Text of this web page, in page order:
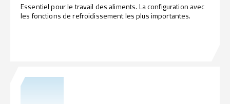
Essentiel pour le travail des aliments. La configuration avec
les fonctions de refroidissement les plus importantes.